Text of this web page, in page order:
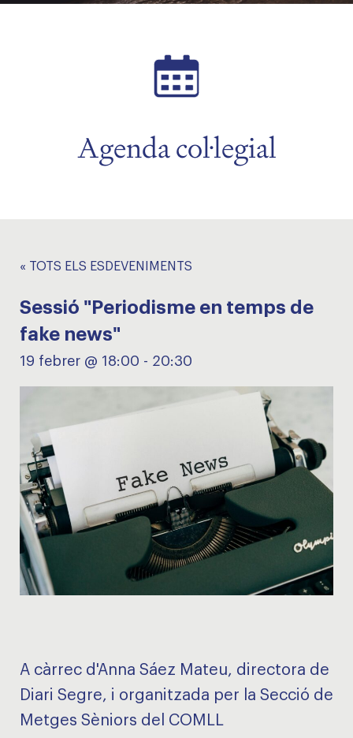
Agenda col·legial
« TOTS ELS ESDEVENIMENTS
Sessió "Periodisme en temps de
fake news"
19 febrer @ 18:00 - 20:30
A càrrec d'Anna Sáez Mateu, directora de
Diari Segre, i organitzada per la Secció de
Metges Sèniors del COMLL